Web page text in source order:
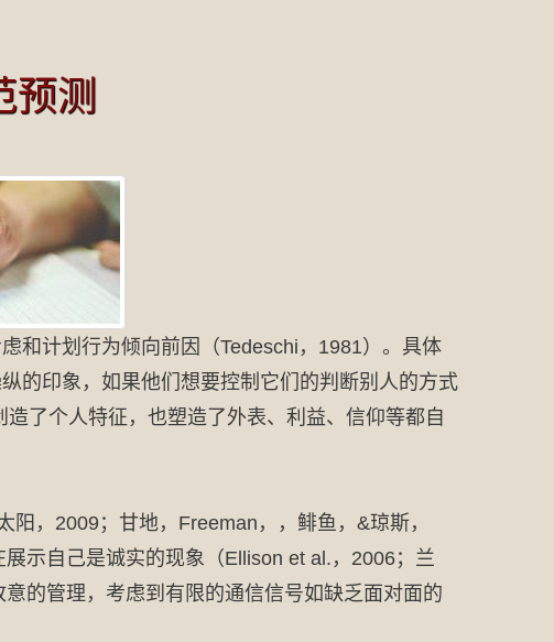
预测
和计划行为倾向前因（Tedeschi，1981）。具体
的印象，如果他们想要控制它们的判断别人的方式
了个人特征，也塑造了外表、利益、信仰等都自
，2009；甘地，Freeman，，鲱鱼，&琼斯，
示自己是诚实的现象（Ellison et al.，2006；兰
的管理，考虑到有限的通信信号如缺乏面对面的